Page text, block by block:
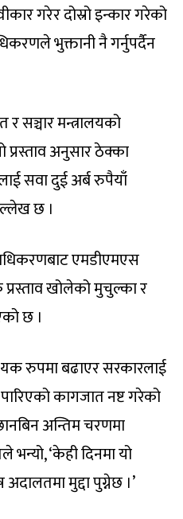
गरेर दोस्रो इन्कार गरेको
भुक्तानी नै गर्नुपर्दैन
सञ्चार मन्त्रालयको
प्रस्ताव अनुसार ठेक्का
सवा दुई अर्ब रुपैयाँ
छ ।
एमडीएमएस
प्रस्ताव खोलेको मुचुल्का र
छ ।
रुपमा बढाएर सरकारलाई
कागजात नष्ट गरेको
अन्तिम चरणमा
भन्यो, ‘केही दिनमा यो
मुद्दा पुग्नेछ ।’